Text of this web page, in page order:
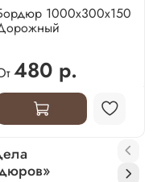
1000х300х150
480 р.